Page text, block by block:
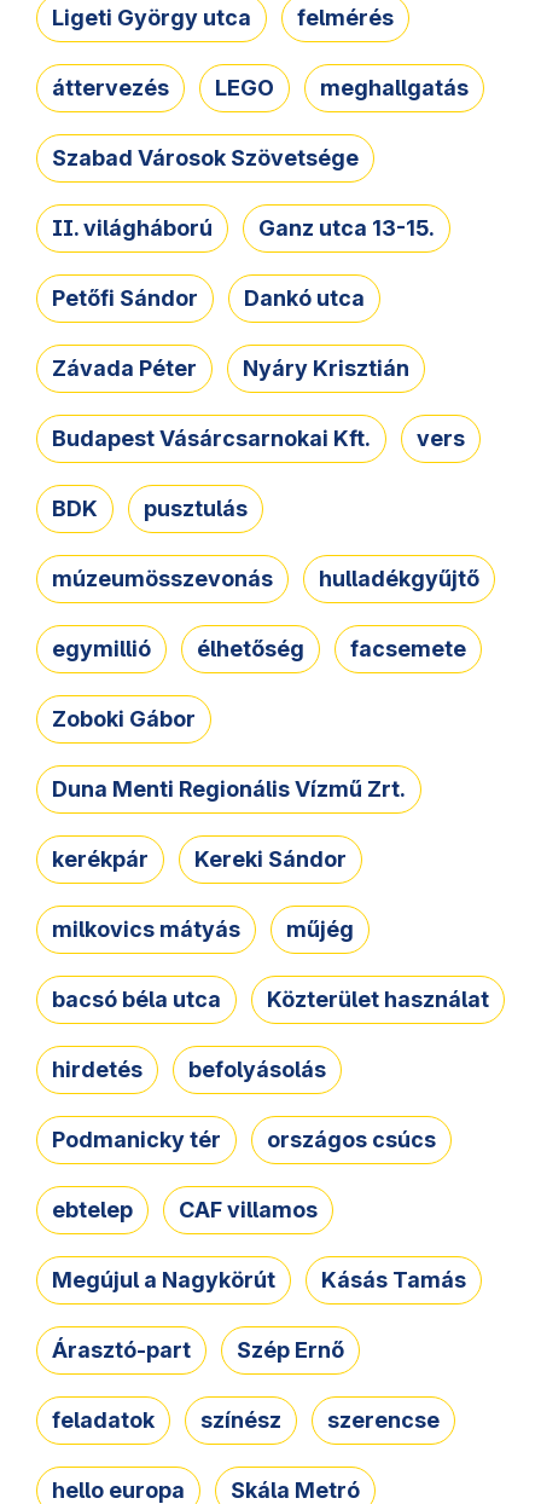
Ligeti György utca felmérés
áttervezés LEGO meghallgatás
Szabad Városok Szövetsége
II. világháború Ganz utca 13-15.
Petőfi Sándor Dankó utca
Závada Péter Nyáry Krisztián
Budapest Vásárcsarnokai Kft. vers
BDK pusztulás
múzeumösszevonás hulladékgyűjtő
egymillió élhetőség facsemete
Zoboki Gábor
Duna Menti Regionális Vízmű Zrt.
kerékpár Kereki Sándor
milkovics mátyás műjég
bacsó béla utca Közterület használat
hirdetés befolyásolás
Podmanicky tér országos csúcs
ebtelep CAF villamos
Megújul a Nagykörút Kásás Tamás
Árasztó-part Szép Ernő
feladatok színész szerencse
hello europa Skála Metró